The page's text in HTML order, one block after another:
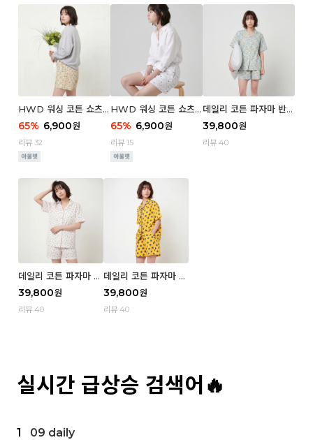
HWD 워싱 코튼 쇼츠
(우먼) - 02 Retro flo
wer
65% 6,900원
리뷰 32
HWD 워싱 코튼 쇼츠
(우먼) - 01 Blue whal
e
65% 6,900원
리뷰 15
데일리 코튼 파자마 반팔
세트 (우먼) - 03 Sum
mer lane
39,800원
리뷰 40
데일리 코튼 파자마 반
팔 세트 (우먼) - 02
Blue cherry
39,800원
리뷰 40
데일리 코튼 파자마 반
팔 세트 (우먼) - 01 Mi
z
39,800원
리뷰 40
실시간 급상승 검색어🔥
1 09 daily